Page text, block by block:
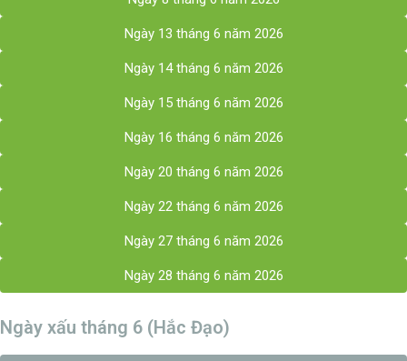
Ngày 13 tháng 6 năm 2026
Ngày 14 tháng 6 năm 2026
Ngày 15 tháng 6 năm 2026
Ngày 16 tháng 6 năm 2026
Ngày 20 tháng 6 năm 2026
Ngày 22 tháng 6 năm 2026
Ngày 27 tháng 6 năm 2026
Ngày 28 tháng 6 năm 2026
Ngày xấu tháng 6 (Hắc Đạo)